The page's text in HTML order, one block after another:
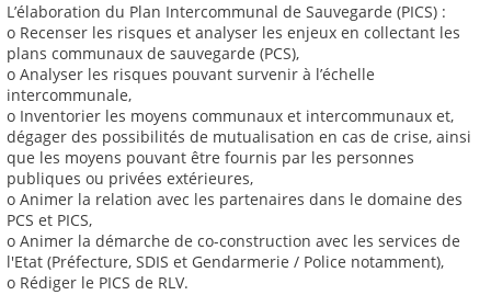
L’élaboration du Plan Intercommunal de Sauvegarde (PICS) :
o Recenser les risques et analyser les enjeux en collectant les
plans communaux de sauvegarde (PCS),
o Analyser les risques pouvant survenir à l’échelle
intercommunale,
o Inventorier les moyens communaux et intercommunaux et,
dégager des possibilités de mutualisation en cas de crise, ainsi
que les moyens pouvant être fournis par les personnes
publiques ou privées extérieures,
o Animer la relation avec les partenaires dans le domaine des
PCS et PICS,
o Animer la démarche de co-construction avec les services de
l'Etat (Préfecture, SDIS et Gendarmerie / Police notamment),
o Rédiger le PICS de RLV.